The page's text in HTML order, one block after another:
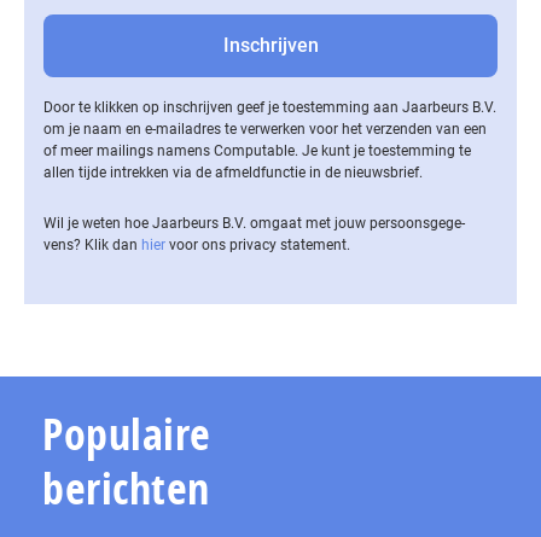
Door te klikken op inschrijven geef je toestemming aan Jaarbeurs B.V.
om je naam en e-mailadres te verwerken voor het verzenden van een
of meer mailings namens Computable. Je kunt je toestemming te
allen tijde intrekken via de af­meld­func­tie in de nieuwsbrief.
Wil je weten hoe Jaarbeurs B.V. omgaat met jouw per­soons­ge­ge­
vens? Klik dan hier voor ons privacy statement.
Populaire
berichten